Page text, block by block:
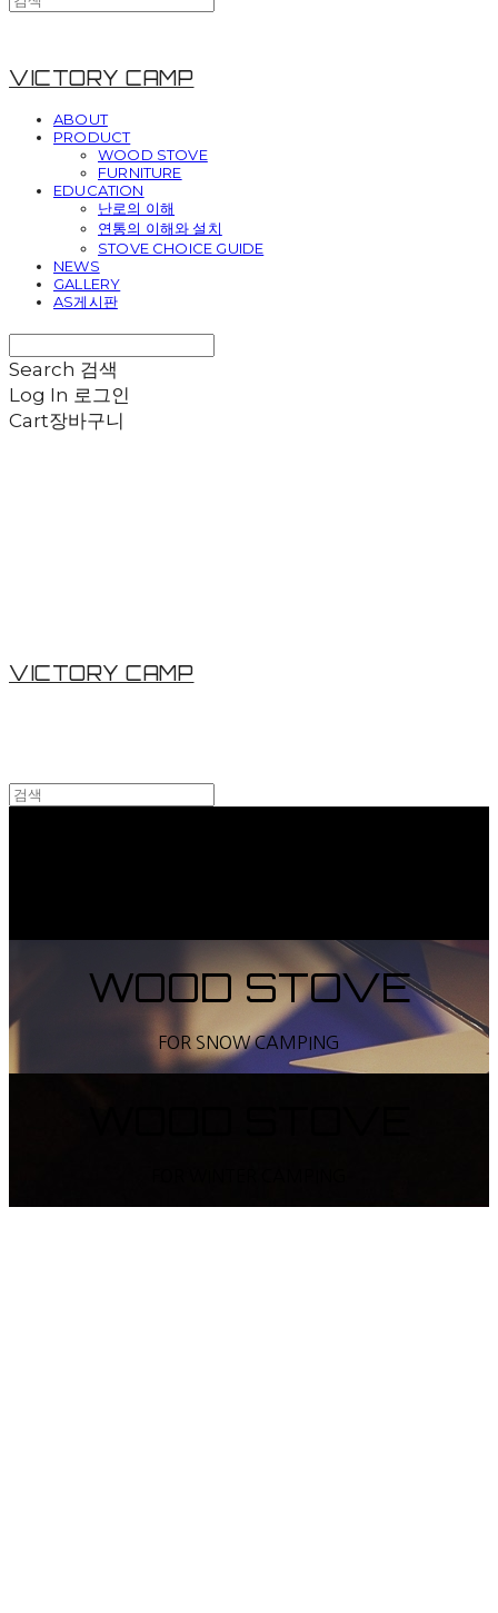
VICTORY CAMP
ABOUT
PRODUCT
WOOD STOVE
FURNITURE
EDUCATION
난로의 이해
연통의 이해와 설치
STOVE CHOICE GUIDE
NEWS
GALLERY
AS게시판
Search 검색
Log In 로그인
Cart장바구니
VICTORY CAMP
WOOD STOVE
FOR SNOW CAMPING